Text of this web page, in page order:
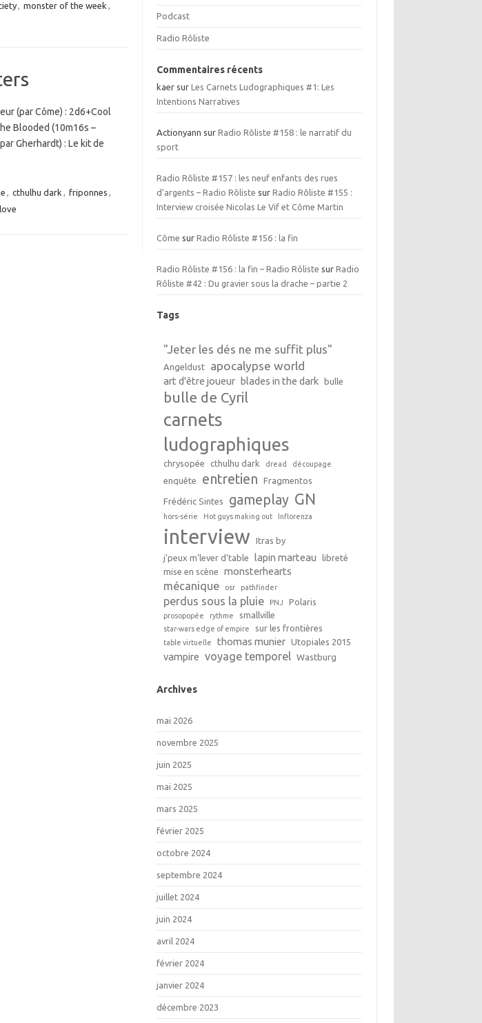
, monster of the week ,
(par Côme) : 2d6+Cool
Blooded (10m16s –
Gherhardt) : Le kit de
, cthulhu dark , friponnes ,
Podcast
Radio Rôliste
Commentaires récents
kaer surLes Carnets Ludographiques #1: Les
Intentions Narratives
Actionyann surRadio Rôliste #158 : le narratif du
sport
Radio Rôliste #157 : les neuf enfants des rues
d’argents – Radio Rôliste surRadio Rôliste #155 :
Interview croisée Nicolas Le Vif et Côme Martin
Côme surRadio Rôliste #156 : la fin
Radio Rôliste #156 : la fin – Radio Rôliste surRadio
Rôliste #42 : Du gravier sous la drache – partie 2
Tags
"Jeter les dés ne me suffit plus"
Angeldust apocalypse world
art d'être joueur blades in the dark bulle
bulle de Cyril
carnets
ludographiques
chrysopée cthulhu dark dread découpage
enquête entretien Fragmentos
Frédéric Sintes gameplay GN
hors-série Hot guys making out Inflorenza
interview
Itras by
j'peux m'lever d'table
lapin marteau
libreté
mise en scène
monsterhearts
mécanique osr pathfinder
perdus sous la pluie PNJ Polaris
prosopopée rythme smallville
star-wars edge of empire sur les frontières
table virtuelle thomas munier Utopiales 2015
vampire voyage temporel Wastburg
Archives
mai 2026
novembre 2025
juin 2025
mai 2025
mars 2025
février 2025
octobre 2024
septembre 2024
juillet 2024
juin 2024
avril 2024
février 2024
janvier 2024
décembre 2023